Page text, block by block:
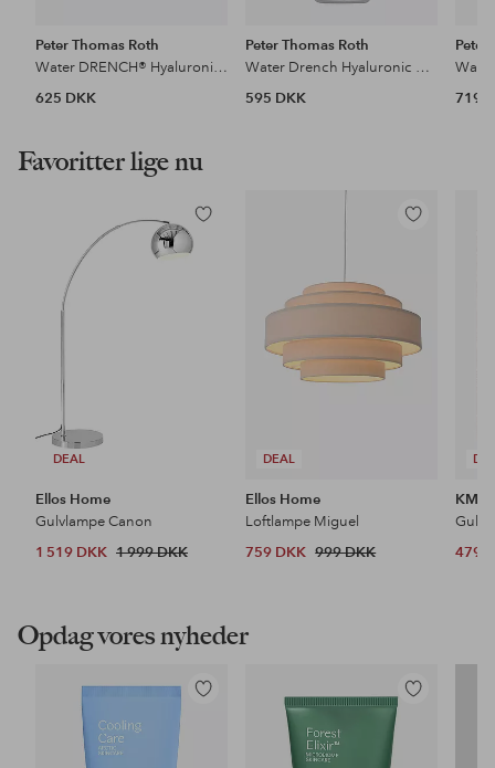
Peter Thomas Roth
Water DRENCH® Hyaluronic Cloud Rich Barrier Moisturizer
625 DKK
Peter Thomas Roth
Water Drench Hyaluronic Glow Serum 30 ml
595 DKK
Peter
719
Favoritter lige nu
DEAL
Tilføj
til
Ellos Home
Gulvlampe Canon
1 519 DKK 1 999 DKK
DEAL
Tilføj
Ellos Home
Loftlampe Miguel
759 DKK 999 DKK
KM
479
Opdag vores nyheder
Tilføj
Tilføj